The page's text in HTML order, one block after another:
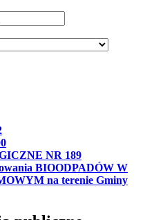
NR 189
BIOODPADÓW W
na terenie Gminy